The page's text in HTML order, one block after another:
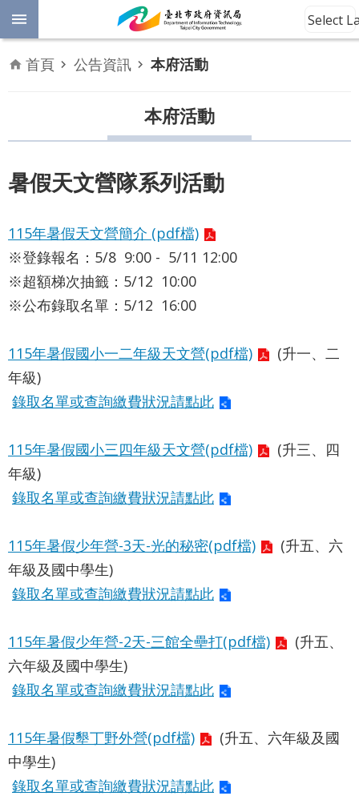
跳到主要內容區塊
進
料
數
位
公
告
資
訊
業
務
資
資
訊
公
關
於
資
網
站
覽
English
Select
首頁 公告資訊 本府活動
本府活動
暑假天文營隊系列活動
115年暑假天文營簡介 (pdf檔)
※登錄報名：5/8 9:00 - 5/11 12:00
※超額梯次抽籤：5/12 10:00
※公布錄取名單：5/12 16:00
115年暑假國小一二年級天文營(pdf檔)
(升一、二
年級)
錄取名單或查詢繳費狀況請點此
115年暑假國小三四年級天文營(pdf檔)
(升三、四
年級)
錄取名單或查詢繳費狀況請點此
115年暑假少年營-3天-光的秘密(pdf檔)
(升五、六
年級及國中學生)
錄取名單或查詢繳費狀況請點此
115年暑假少年營-2天-三館全壘打(pdf檔)
(升五、
六年級及國中學生)
錄取名單或查詢繳費狀況請點此
115年暑假墾丁野外營(pdf檔)
(升五、六年級及國
中學生)
錄取名單或查詢繳費狀況請點此